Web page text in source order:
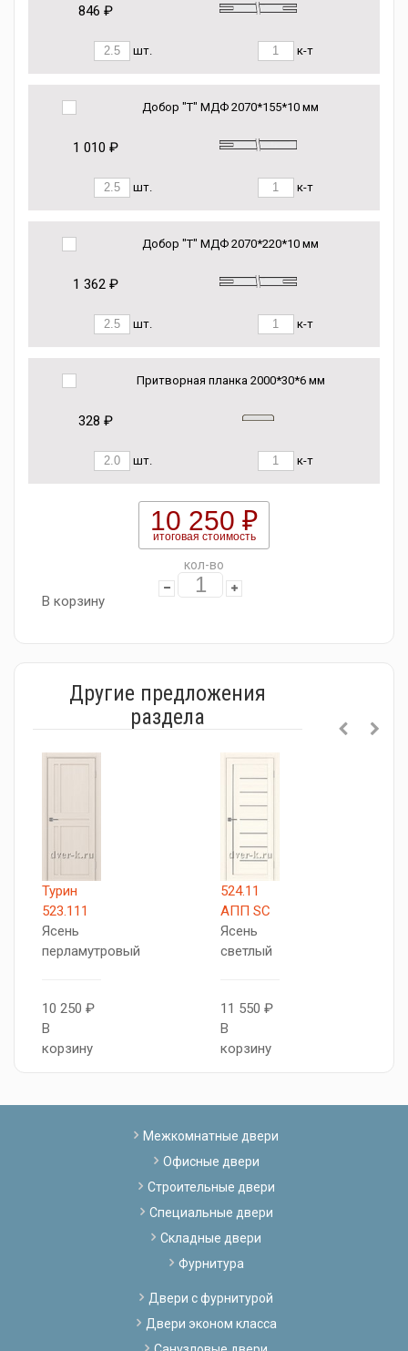
846 ₽
шт. к-т
Добор "Т" МДФ 2070*155*10 мм
1 010 ₽
шт. к-т
Добор "Т" МДФ 2070*220*10 мм
1 362 ₽
шт. к-т
Притворная планка 2000*30*6 мм
328 ₽
шт. к-т
10 250 ₽
итоговая стоимость
кол-во
В корзину
Другие предложения
раздела
Турин
523.111
Ясень
перламутровый
10 250 ₽
В
корзину
524.11
АПП SC
Ясень
светлый
11 550 ₽
В
корзину
Межкомнатные двери
Офисные двери
Строительные двери
Специальные двери
Складные двери
Фурнитура
Двери с фурнитурой
Двери эконом класса